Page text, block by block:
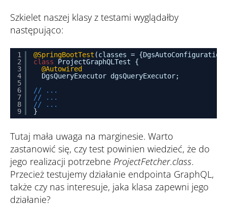
Szkielet naszej klasy z testami wyglądałby
następująco:
1
2
3
4
5
6
7
8
9
@SpringBootTest (classes =
class
ProjectGraphQLTest {
@Autowired
DgsQueryExecutor dgsQueryExecutor;
// ...
// ...
// ...
}
Tutaj mała uwaga na marginesie. Warto
zastanowić się, czy test powinien wiedzieć, że do
jego realizacji potrzebne ProjectFetcher.class.
Przecież testujemy działanie endpointa GraphQL,
także czy nas interesuje, jaka klasa zapewni jego
działanie?